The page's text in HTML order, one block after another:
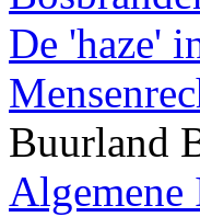
De 'haze'
Buurland